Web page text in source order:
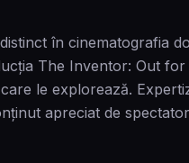
în cinematografia
The Inventor: Out
le explorează.
apreciat de